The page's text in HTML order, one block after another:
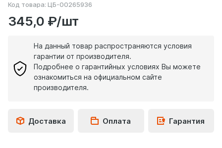
Код товара: ЦБ-00265936
345,0 ₽/шт
На данный товар распространяются условия
гарантии от производителя.
Подробнее о гарантийных условиях Вы можете
ознакомиться на официальном сайте
производителя.
Доставка Оплата Гарантия